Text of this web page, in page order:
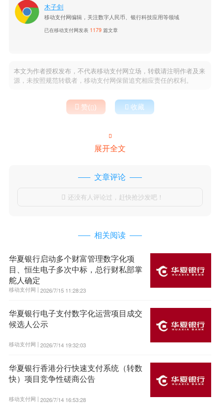
木子剑
移动支付网编辑，关注数字人民币、银行科技应用等领域
已在移动支付网发表 1179 篇文章
本文为作者授权发布，不代表移动支付网立场，转载请注明作者及来
源，未按照规范转载者，移动支付网保留追究相应责任的权利。
 赞()  收藏

展开全文
文章评论
 还没有人评论过，赶快抢沙发吧！
相关阅读
华夏银行启动多个财富管理数字化项
目、恒生电子多次中标，总行财私部掌
舵人确定
移动支付网 | 2026/7/15 11:28:23
华夏银行电子支付数字化运营项目成交
候选人公示
移动支付网 | 2026/7/14 19:32:03
华夏银行香港分行快速支付系统（转数
快）项目竞争性磋商公告
移动支付网 | 2026/7/14 16:53:28